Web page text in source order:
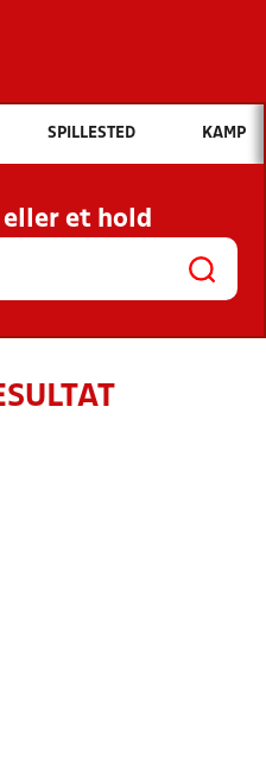
Hvad vil du søge efter?
OG NYHEDER
KLUBBER OG
SPILLESTED KAMP
eller et hold